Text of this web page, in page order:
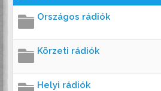
Országos rádiók
Körzeti rádiók
Helyi rádiók